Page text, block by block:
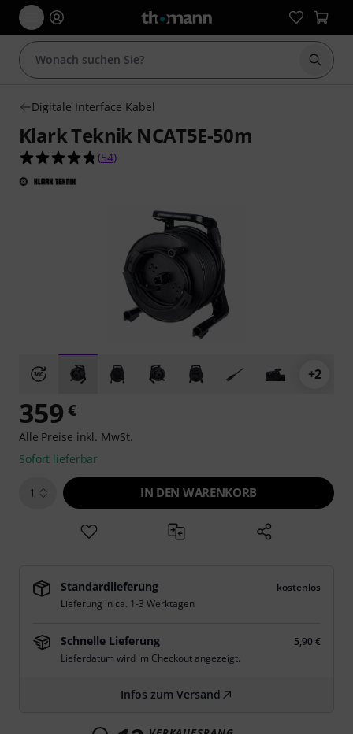
Suche
Digitale Interface Kabel
Klark Teknik NCAT5E-50m
4.7 von 5 Sternen aus 54 Kundenbewertungen
(54)
+2
359 €
Alle Preise inkl. MwSt.
Sofort lieferbar
1 IN DEN WARENKORB
Standardlieferung
kostenlos
Lieferung in ca. 1-3 Werktagen
Schnelle Lieferung
5,90 €
Lieferdatum wird im Checkout angezeigt.
Infos zum Versand